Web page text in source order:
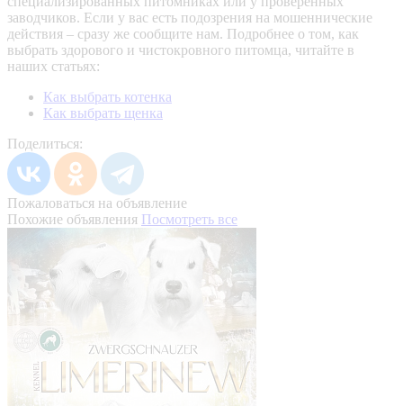
заводчиков. Если у вас есть подозрения на мошеннические
действия – сразу же сообщите нам. Подробнее о том, как
выбрать здорового и чистокровного питомца, читайте в
наших статьях:
Как выбрать котенка
Как выбрать щенка
Поделиться:
Пожаловаться на объявление
Похожие объявления Посмотреть все